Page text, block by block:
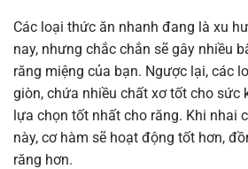
Các loại thức ăn nhanh đang là xu
nay, nhưng chắc chắn sẽ gây nhiều
răng miệng của bạn. Ngược lại, các
giòn, chứa nhiều chất xơ tốt cho sức
lựa chọn tốt nhất cho răng. Khi nhai
này, cơ hàm sẽ hoạt động tốt hơn,
răng hơn.